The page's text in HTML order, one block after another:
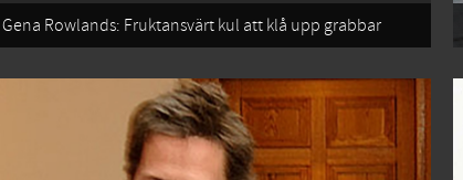
Gena Rowlands: Fruktansvärt kul att klå upp grabbar